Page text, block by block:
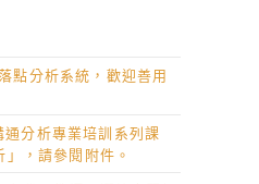
點分析系統，歡迎善用
分析專業培訓系列課
，請參閱附件。